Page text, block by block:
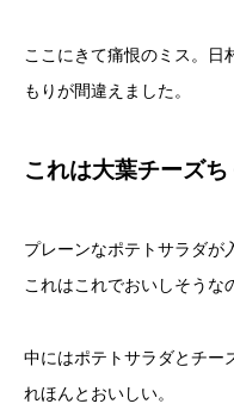
ここにきて痛恨のミス。日
もりが間違えました。
これは大葉チーズち
プレーンなポテトサラダが
これはこれでおいしそうな
中にはポテトサラダとチー
れほんとおいしい。